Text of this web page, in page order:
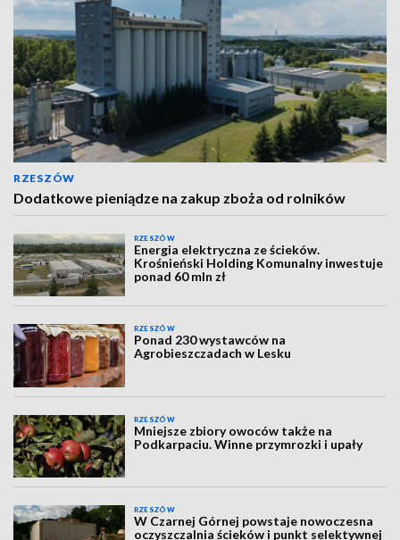
RZESZÓW
Dodatkowe pieniądze na zakup zboża od rolników
RZESZÓW
Energia elektryczna ze ścieków.
Krośnieński Holding Komunalny inwestuje
ponad 60 mln zł
RZESZÓW
Ponad 230 wystawców na
Agrobieszczadach w Lesku
RZESZÓW
Mniejsze zbiory owoców także na
Podkarpaciu. Winne przymrozki i upały
RZESZÓW
W Czarnej Górnej powstaje nowoczesna
oczyszczalnia ścieków i punkt selektywnej